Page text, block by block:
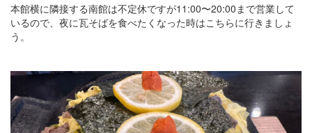
本館横に隣接する南館は不定休ですが11:00〜20:00まで営業して
いるので、夜に瓦そばを食べたくなった時はこちらに行きましょ
う。